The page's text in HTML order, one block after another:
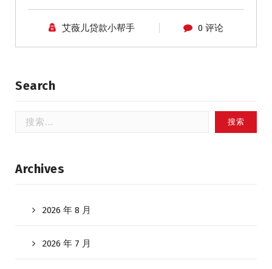
艾薇儿贷款小帮手 0 评论
Search
Archives
2026 年 8 月
2026 年 7 月